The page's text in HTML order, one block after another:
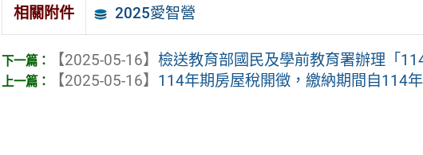
相關附件 2025愛智營
【2025-05-16】檢送教育部國民及學前教育署辦理「
【2025-05-16】 114年期房屋稅開徵，繳納期間自114